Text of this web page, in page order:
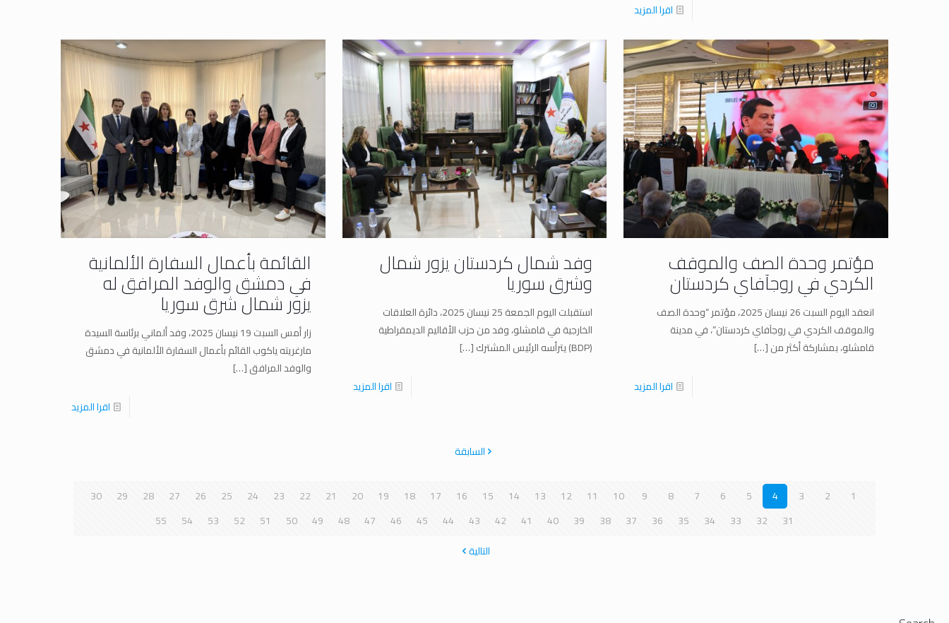
اقرا المزيد
مؤتمر وحدة الصف والموقف
الكردي في روجآفاي كردستان
انعقد اليوم السبت 26 نيسان 2025، مؤتمر “وحدة الصف
والموقف الكردي في روجآفاي كردستان”، في مدينة
قامشلو، بمشاركة أكثر من[…]
اقرا المزيد
وفد شمال كردستان يزور شمال
وشرق سوريا
استقبلت اليوم الجمعة 25 نيسان 2025، دائرة العلاقات
الخارجية في قامشلو، وفد من حزب الأقاليم الديمقراطية
(BDP) يترأسه الرئيس المشترك
[…]
اقرا المزيد
القائمة بأعمال السفارة الألمانية
في دمشق والوفد المرافق له
يزور شمال شرق سوريا
زار أمس السبت 19 نيسان 2025، وفد ألماني برئاسة السيدة
مارغريته ياكوب القائم بأعمال السفارة الألمانية في دمشق
والوفد المرافق[…]
اقرا المزيد
السابقة
1
2
3
4
5
6
7
8
9
10
11
12
13
14
15
16
17
18
19
20
21
22
23
24
25
26
27
28
29
30
31
32
33
34
35
36
37
38
39
40
41
42
43
44
45
46
47
48
49
50
51
52
53
54
55
التالية